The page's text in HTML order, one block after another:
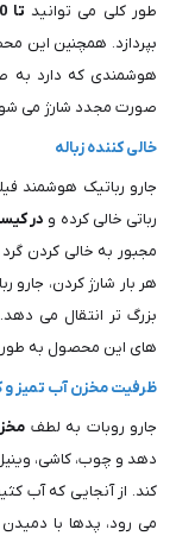
طور کلی می توانید تا 180 دقیقه
بپردازد. همچنین این
هوشمندی که دارد به
صورت مجدد شارژ می
خالی کننده زباله
جارو رباتیک هوشمند
رباتی خالی کرده و در کیسه 2.6
مجبور به خالی کردن
هر بار شارژ کردن،
بزرگ تر انتقال می
های این محصول به طور
ظرفیت مخزن آب تمیز و
جارو روبات به لطف مخزن
دهد و چوب، کاشی،
کند. از آنجایی که آب
می رود، پدها با